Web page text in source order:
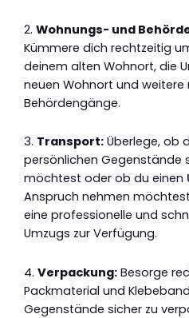
2. Wohnungs- und
Kümmere dich rechtzeitig
deinem alten Wohnort, die
neuen Wohnort und
Behördengänge.
3. Transport: Überlege, ob
persönlichen Gegenstände
möchtest oder ob du einen
Anspruch nehmen
eine professionelle und
Umzugs zur Verfügung.
4. Verpackung: Besorge
Packmaterial und
Gegenstände sicher zu